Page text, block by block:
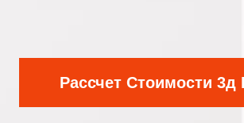
Рассчет Стоимости 3д